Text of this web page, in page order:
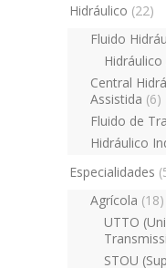
Hidráulico (22)
Fluido
Central
Assistida (6)
Fluido de
Hidráulico
Especialidades
Agrícola (18)
UTTO
STOU